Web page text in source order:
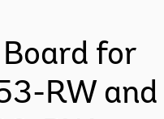
for
RW and